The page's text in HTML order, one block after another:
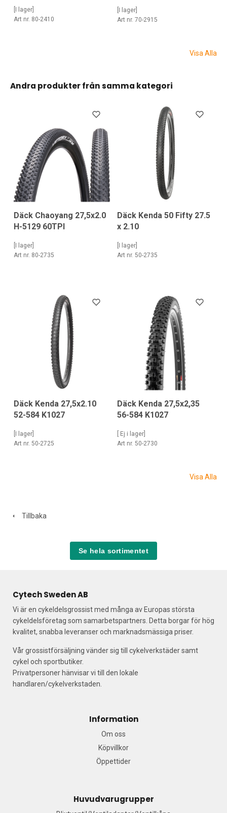
[I lager]
Art nr. 80-2410
[I lager]
Art nr. 70-2915
Visa Alla
Andra produkter från samma kategori
Däck Chaoyang 27,5x2.0
H-5129 60TPI
[I lager]
Art nr. 80-2735
Däck Kenda 50 Fifty 27.5
x 2.10
[I lager]
Art nr. 50-2735
Däck Kenda 27,5x2.10
52-584 K1027
[I lager]
Art nr. 50-2725
Däck Kenda 27,5x2,35
56-584 K1027
[ Ej i lager]
Art nr. 50-2730
Visa Alla
Tillbaka
Se hela sortimentet
Cytech Sweden AB
Vi är en cykeldelsgrossist med många av Europas största
cykeldelsföretag som samarbetspartners. Detta borgar för hög
kvalitet, snabba leveranser och marknadsmässiga priser.
Vår grossistförsäljning vänder sig till cykelverkstäder samt
cykel och sportbutiker.
Privatpersoner hänvisar vi till den lokale
handlaren/cykelverkstaden.
Information
Om oss
Köpvillkor
Öppettider
Huvudvarugrupper